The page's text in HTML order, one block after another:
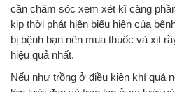
cần chăm sóc xem xét kĩ càng
kịp thời phát hiện biểu hiện của
bị bệnh bạn nên mua thuốc và xịt
hiệu quả nhất.
Nếu như trồng ở điều kiện khí quá